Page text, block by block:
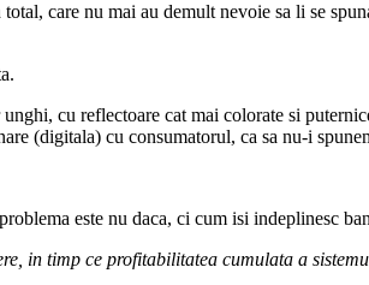
care nu mai au demult nevoie sa li se
cu reflectoare cat mai colorate si
(digitala) cu consumatorul, ca sa nu-i
este nu daca, ci cum isi indeplinesc
in timp ce profitabilitatea cumulata a